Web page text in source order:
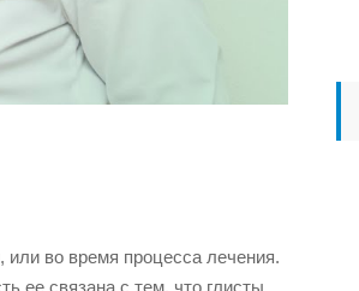
или во время процесса лечения.